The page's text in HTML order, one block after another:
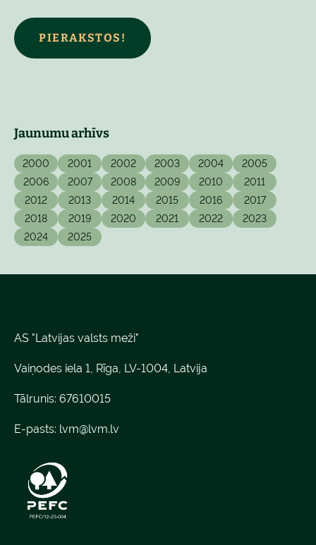
PIERAKSTOS!
Jaunumu arhīvs
2000 2001 2002 2003 2004
2005
2006
2007 2008 2009 2010
2011
2012
2013 2014 2015 2016
2017
2018
2019 2020 2021 2022
2023
2024
2025
AS "Latvijas valsts meži"
Vaiņodes iela 1, Rīga, LV-1004, Latvija
Tālrunis: 67610015
E-pasts: lvm@lvm.lv